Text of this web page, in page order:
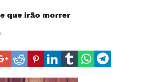
que irão morrer